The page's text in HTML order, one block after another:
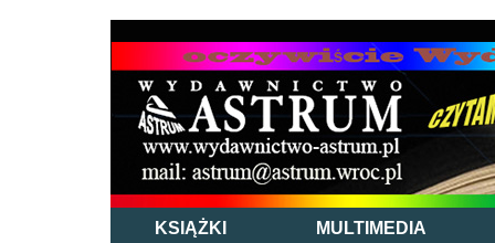
KSIĄŻKI MULTIMEDIA